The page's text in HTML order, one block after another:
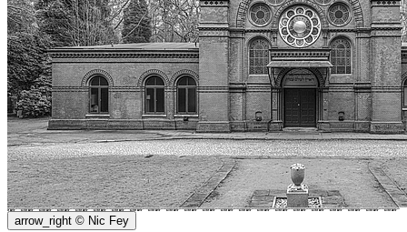
arrow_right © Nic Fey